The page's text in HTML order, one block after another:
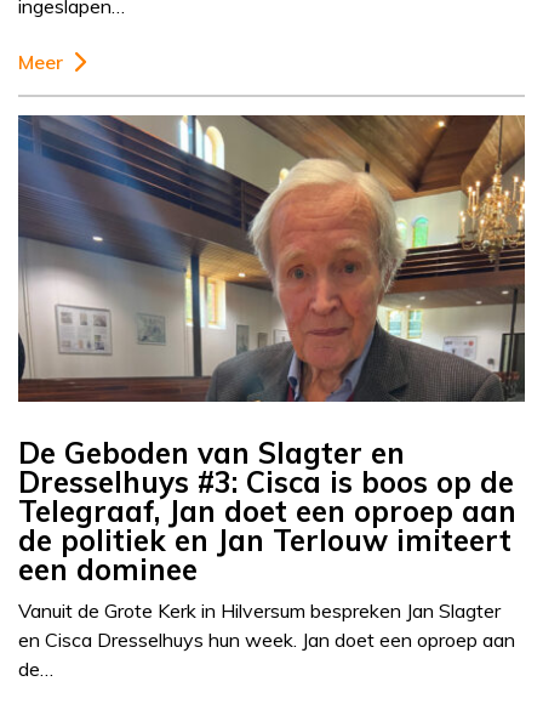
ingeslapen…
Meer
De Geboden van Slagter en
Dresselhuys #3: Cisca is boos op de
Telegraaf, Jan doet een oproep aan
de politiek en Jan Terlouw imiteert
een dominee
Vanuit de Grote Kerk in Hilversum bespreken Jan Slagter
en Cisca Dresselhuys hun week. Jan doet een oproep aan
de…